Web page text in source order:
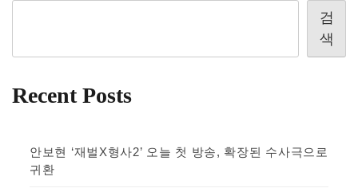
검
색
Recent Posts
안보현 ‘재벌X형사2’ 오늘 첫 방송, 확장된 수사극으로
귀환